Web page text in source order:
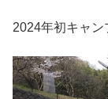
2024年初キャ